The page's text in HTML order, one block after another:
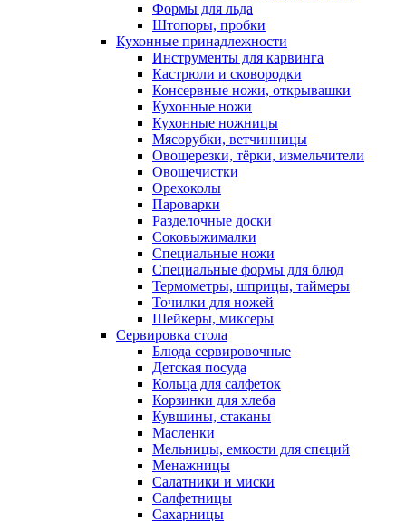
Формы для льда
Штопоры, пробки
Кухонные принадлежности
Инструменты для карвинга
Кастрюли и сковородки
Консервные ножи, открывашки
Кухонные ножи
Кухонные ножницы
Мясорубки, ветчинницы
Овощерезки, тёрки, измельчители
Овощечистки
Орехоколы
Пароварки
Разделочные доски
Соковыжималки
Специальные ножи
Специальные формы для блюд
Термометры, шприцы, таймеры
Точилки для ножей
Шейкеры, миксеры
Сервировка стола
Блюда сервировочные
Детская посуда
Кольца для салфеток
Корзинки для хлеба
Кувшины, стаканы
Масленки
Мельницы, емкости для специй
Менажницы
Салатники и миски
Салфетницы
Сахарницы